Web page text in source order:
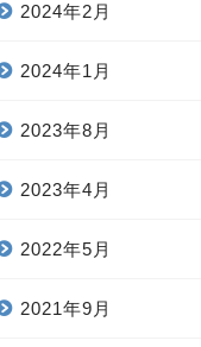
2024年2月
2024年1月
2023年8月
2023年4月
2022年5月
2021年9月